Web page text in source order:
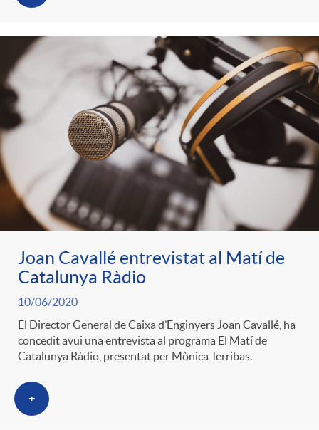
Joan Cavallé entrevistat al Matí de
Catalunya Ràdio
10/06/2020
El Director General de Caixa d’Enginyers Joan Cavallé, ha
concedit avui una entrevista al programa El Matí de
Catalunya Ràdio, presentat per Mònica Terribas.
+